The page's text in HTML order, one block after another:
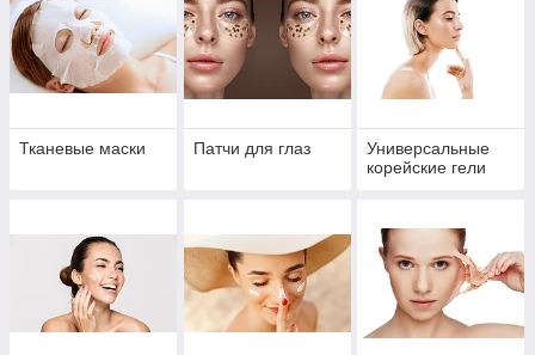
Тканевые маски Патчи для глаз
Универсальные
корейские гели